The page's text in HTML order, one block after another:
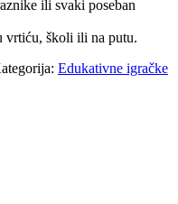
ili svaki poseban
vrtiću, školi ili na putu.
Edukativne igračke